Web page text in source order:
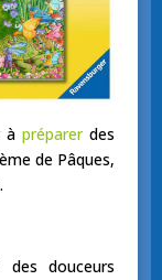
àpréparerdes
de Pâques,
douceurs